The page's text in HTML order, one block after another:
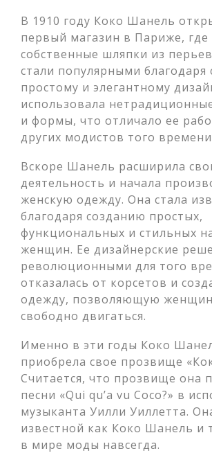
В 1910 году Коко Шанель
первый магазин в Париже, где
собственные шляпки из
стали популярными благодаря
простому и элегантному
использовала
и формы, что отличало ее
других модистов того
Вскоре Шанель расширила
деятельность и начала
женскую одежду. Она стала
благодаря созданию простых,
функциональных и стильных
женщин. Ее дизайнерские
революционными для того
отказалась от корсетов и
одежду, позволяющую
свободно двигаться.
Именно в эти годы Коко
приобрела свое прозвище
Считается, что прозвище она
песни «Qui qu’a vu Coco?» в
музыканта Уилли Уиллетта.
известной как Коко Шанель и
в мире моды навсегда.